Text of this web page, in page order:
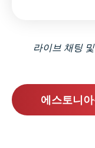
라이브 채팅
에스토니